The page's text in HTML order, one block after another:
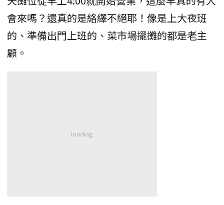
會來嗎？還真的是絡繹不絕耶！像是上大夜班
的、準備出門上班的、菜市場擺攤的都是老主
顧。